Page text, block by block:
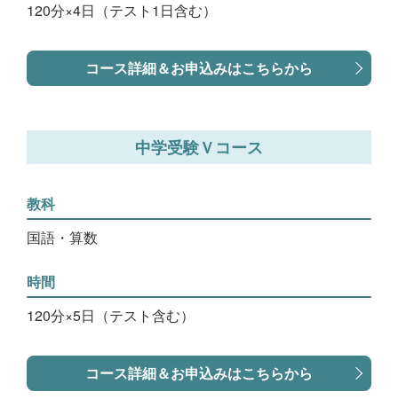
120分×4日（テスト1日含む）
コース詳細＆お申込みはこちらから
中学受験Ｖコース
教科
国語・算数
時間
120分×5日（テスト含む）
コース詳細＆お申込みはこちらから